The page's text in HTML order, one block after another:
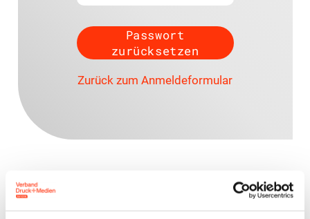
Zurück zum Anmeldeformular
Ansprechpartner